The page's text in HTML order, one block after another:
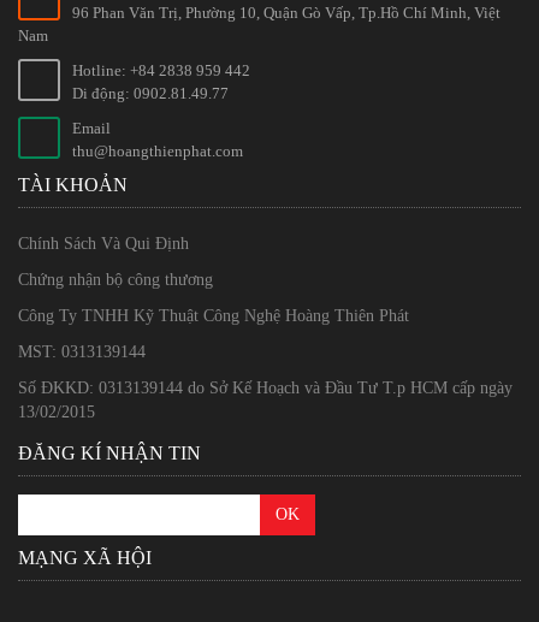
96 Phan Văn Trị, Phường 10, Quận Gò Vấp, Tp.Hồ Chí Minh, Việt
Nam
Hotline: +84 2838 959 442
Di động: 0902.81.49.77
Email
thu@hoangthienphat.com
TÀI KHOẢN
Chính Sách Và Qui Định
Chứng nhận bộ công thương
Công Ty TNHH Kỹ Thuật Công Nghệ Hoàng Thiên Phát
MST: 0313139144
Số ĐKKD: 0313139144 do Sở Kế Hoạch và Đầu Tư T.p HCM cấp ngày
13/02/2015
ĐĂNG KÍ NHẬN TIN
MẠNG XÃ HỘI